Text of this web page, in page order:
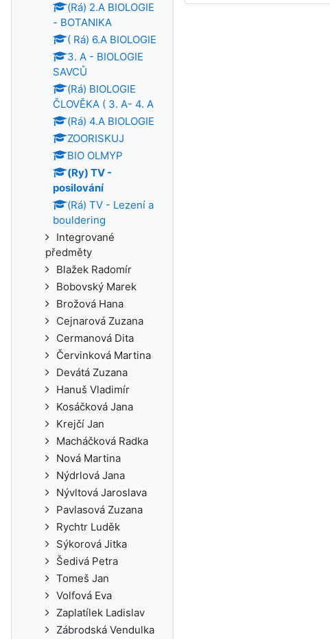
(Rá) 2.A BIOLOGIE
- BOTANIKA
( Rá) 6.A BIOLOGIE
3. A - BIOLOGIE
SAVCŮ
(Rá) BIOLOGIE
ČLOVĚKA ( 3. A- 4. A
(Rá) 4.A BIOLOGIE
ZOORISKUJ
BIO OLMYP
(Ry) TV -
posilování
(Rá) TV - Lezení a
bouldering
Integrované
předměty
Blažek Radomír
Bobovský Marek
Brožová Hana
Cejnarová Zuzana
Cermanová Dita
Červinková Martina
Devátá Zuzana
Hanuš Vladimír
Kosáčková Jana
Krejčí Jan
Macháčková Radka
Nová Martina
Nýdrlová Jana
Nývltová Jaroslava
Pavlasová Zuzana
Rychtr Luděk
Sýkorová Jitka
Šedivá Petra
Tomeš Jan
Volfová Eva
Zaplatílek Ladislav
Zábrodská Vendulka